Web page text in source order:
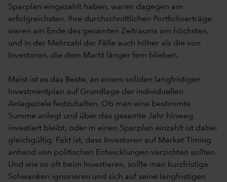
Sparplan eingezahlt haben, waren dagegen am
erfolgreichsten. Ihre durchschnittlichen Portfolioerträge
waren am Ende des gesamten Zeitraums am höchsten,
und in der Mehrzahl der Fälle auch höher als die von
Investoren, die dem Markt länger fern blieben.
Meist ist es das Beste, an einem soliden langfristigen
Investmentplan auf Grundlage der individuellen
Anlageziele festzuhalten. Ob man eine bestimmte
Summe anlegt und über das gesamte Jahr hinweg
investiert bleibt, oder in einen Sparplan einzahlt ist dabei
gleichgültig. Fakt ist, dass Investoren auf Market Timing
anhand von politischen Entwicklungen verzichten sollten.
Und wie so oft beim Investieren, sollte man kurzfristige
Schwanken ignorieren und sich auf seine langfristigen